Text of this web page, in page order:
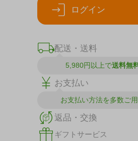
ログイン
配送・送料
5,980円以上で送料無
お支払い
お支払い方法を多数ご
返品・交換
ギフトサービス